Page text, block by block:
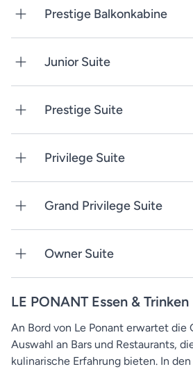
Prestige Balkonkabine
Junior Suite
Prestige Suite
Privilege Suite
Grand Privilege Suite
Owner Suite
LE PONANT Essen & Trinken
An Bord von Le Ponant erwartet die
Auswahl an Bars und Restaurants,
kulinarische Erfahrung bieten. In